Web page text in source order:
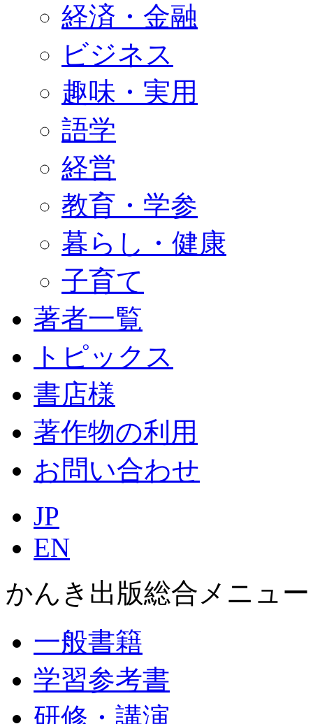
経済・金融
ビジネス
趣味・実用
語学
経営
教育・学参
暮らし・健康
子育て
著者一覧
トピックス
書店様
著作物の利用
お問い合わせ
JP
EN
かんき出版総合メニュー
一般書籍
学習参考書
研修・講演